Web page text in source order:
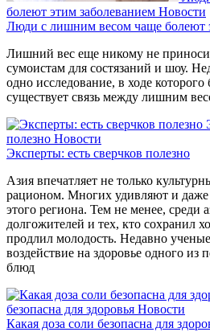
болеют этим заболеванием Новости
Люди с лишним весом чаще болеют
Лишний вес еще никому не
сумоистам для состязаний и шоу.
одно исследование, в ходе
существует связь между лишним
полезно Новости
Эксперты: есть сверчков полезно
Азия впечатляет не только
рационом. Многих удивляют и
этого региона. Тем не менее, среди
долгожителей и тех, кто сохранил
продлил молодость. Недавно
воздействие на здоровье одного из
блюд
безопасна для здоровья Новости
Какая доза соли безопасна для